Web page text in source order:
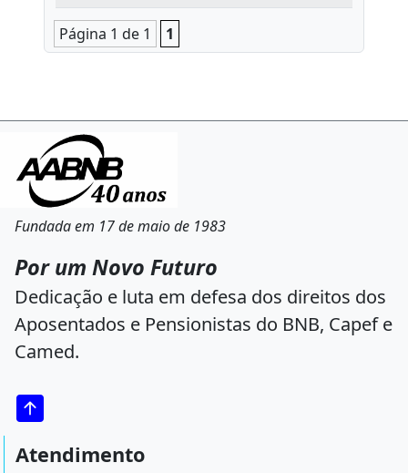
Página 1 de 1 1
Fundada em 17 de maio de 1983
Por um Novo Futuro
Dedicação e luta em defesa dos direitos dos
Aposentados e Pensionistas do BNB, Capef e
Camed.
Atendimento